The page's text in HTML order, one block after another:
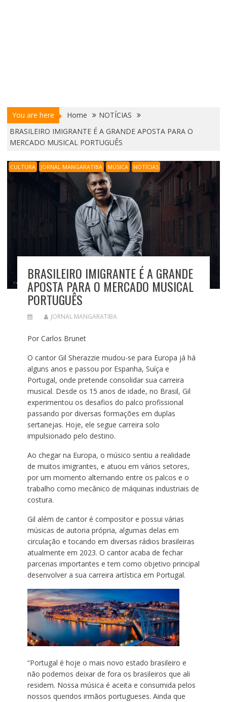
You are here Home
NOTÍCIAS
BRASILEIRO IMIGRANTE É A GRANDE APOSTA PARA O
MERCADO MUSICAL PORTUGUÊS
CULTURA JORNAL MANGARATIBA MÚSICA NOTÍCIAS
BRASILEIRO IMIGRANTE É A GRANDE
APOSTA PARA O MERCADO MUSICAL
PORTUGUÊS
JORNAL MANGARATIBA
Por Carlos Brunet
O cantor Gil Sherazzie mudou-se para Europa já há
alguns anos e passou por Espanha, Suíça e
Portugal, onde pretende consolidar sua carreira
musical. Desde os 15 anos de idade, no Brasil, Gil
experimentou os desafios do palco profissional
passando por diversas formações em duplas
sertanejas. Hoje, ele segue carreira solo
impulsionado pelo destino.
Ao chegar na Europa, o músico sentiu a realidade
de muitos imigrantes, e atuou em vários setores,
por um momento alternando entre os palcos e o
trabalho como mecânico de máquinas industriais de
costura.
Gil além de cantor é compositor e possui várias
músicas de autoria própria, algumas delas em
circulação e tocando em diversas rádios brasileiras
atualmente em 2023. O cantor acaba de fechar
parcerias importantes e tem como objetivo principal
desenvolver a sua carreira artística em Portugal.
“Portugal é hoje o mais novo estado brasileiro e
não podemos deixar de fora os brasileiros que ali
residem. Nossa música é aceita e consumida pelos
nossos queridos irmãos portugueses. Ainda que